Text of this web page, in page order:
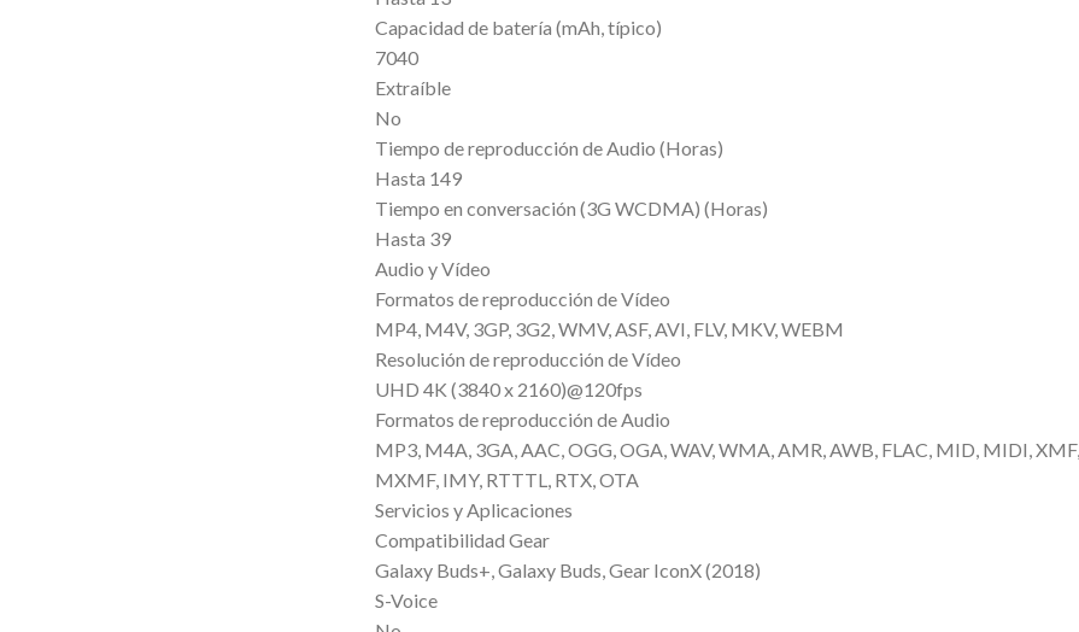
Capacidad de batería (mAh, típico)
7040
Extraíble
No
Tiempo de reproducción de Audio (Horas)
Hasta 149
Tiempo en conversación (3G WCDMA) (Horas)
Hasta 39
Audio y Vídeo
Formatos de reproducción de Vídeo
MP4, M4V, 3GP, 3G2, WMV, ASF, AVI, FLV, MKV, WEBM
Resolución de reproducción de Vídeo
UHD 4K (3840 x 2160)@120fps
Formatos de reproducción de Audio
MP3, M4A, 3GA, AAC, OGG, OGA, WAV, WMA, AMR, AWB, FLAC, MID, MIDI, XMF,
MXMF, IMY, RTTTL, RTX, OTA
Servicios y Aplicaciones
Compatibilidad Gear
Galaxy Buds+, Galaxy Buds, Gear IconX (2018)
S-Voice